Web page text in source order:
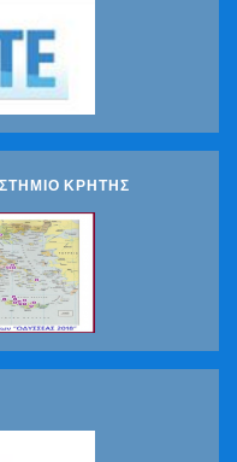
ΚΡΗΤΗΣ